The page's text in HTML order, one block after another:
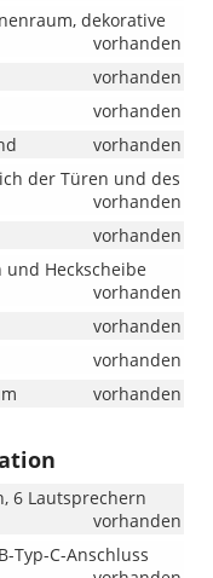
dekorative
vorhanden
vorhanden
vorhanden
vorhanden
der Türen und des
vorhanden
vorhanden
Heckscheibe
vorhanden
vorhanden
vorhanden
vorhanden
6 Lautsprechern
vorhanden
Typ-C-Anschluss